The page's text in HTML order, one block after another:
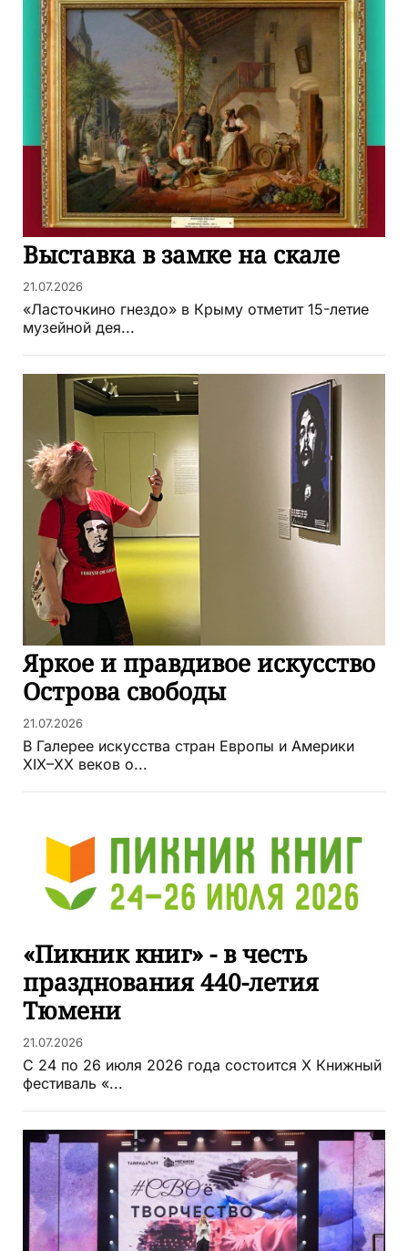
Выставка в замке на скале
21.07.2026
«Ласточкино гнездо» в Крыму отметит 15-летие
музейной дея...
Яркое и правдивое искусство
Острова свободы
21.07.2026
В Галерее искусства стран Европы и Америки
XIX–XX веков о...
«Пикник книг» - в честь
празднования 440-летия
Тюмени
21.07.2026
С 24 по 26 июля 2026 года состоится X Книжный
фестиваль «...